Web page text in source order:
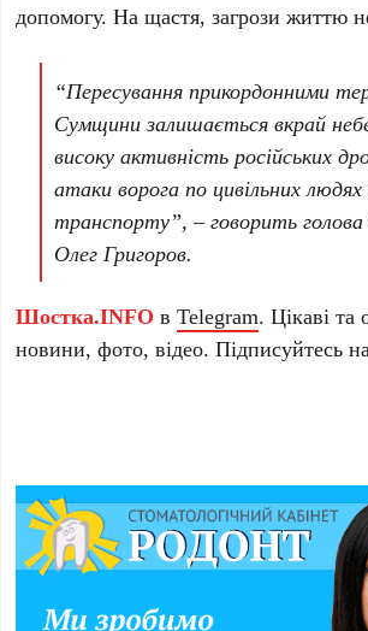
допомогу. На щастя, загрози життю
“Пересування прикордонними
Сумщини залишається вкрай
високу активність російських
атаки ворога по цивільних людях
транспорту”, – говорить
Олег Григоров.
Шостка.INFO вTelegram. Цікаві та
новини, фото, відео. Підписуйтесь